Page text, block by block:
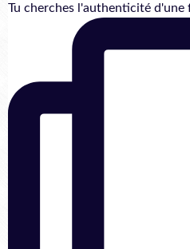
Tu cherches l'authenticité d'une